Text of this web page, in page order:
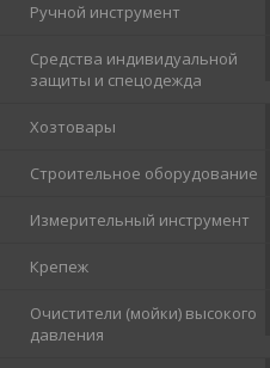
Ручной инструмент
Средства индивидуальной
защиты и спецодежда
Хозтовары
Строительное оборудование
Измерительный инструмент
Крепеж
Очистители (мойки) высокого
давления